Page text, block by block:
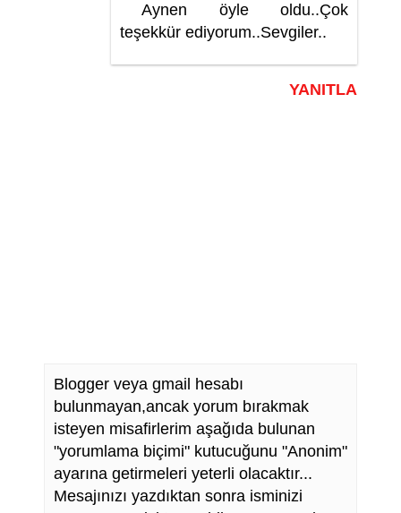
Aynen öyle oldu..Çok
teşekkür ediyorum..Sevgiler..
YANITLA
Blogger veya gmail hesabı
bulunmayan,ancak yorum bırakmak
isteyen misafirlerim aşağıda bulunan
"yorumlama biçimi" kutucuğunu "Anonim"
ayarına getirmeleri yeterli olacaktır...
Mesajınızı yazdıktan sonra isminizi